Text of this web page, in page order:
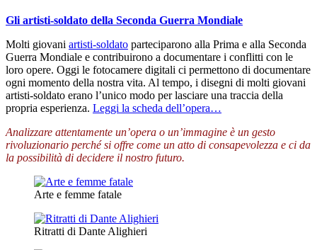
Gli artisti-soldato della Seconda Guerra Mondiale
Molti giovani artisti-soldato parteciparono alla Prima e alla Seconda
Guerra Mondiale e contribuirono a documentare i conflitti con le
loro opere. Oggi le fotocamere digitali ci permettono di documentare
ogni momento della nostra vita. Al tempo, i disegni di molti giovani
artisti-soldato erano l’unico modo per lasciare una traccia della
propria esperienza. Leggi la scheda dell’opera…
Analizzare attentamente un’opera o un’immagine è un gesto
rivoluzionario perché si offre come un atto di consapevolezza e ci da
la possibilità di decidere il nostro futuro.
Arte e femme fatale
Ritratti di Dante Alighieri